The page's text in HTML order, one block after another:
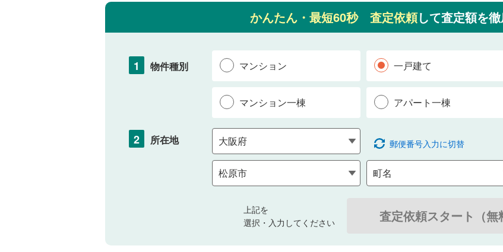
かんたん・最短60秒 査定依頼して査定額を徹
1 物件種別 マンション 一戸建て
マンション一棟 アパート一棟
2 所在地 郵便番号入力に切替
上記を
選択・入力してください
査定依頼スタート（無